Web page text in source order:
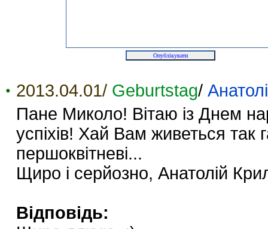
2013.04.01/ Geburtstag/
Пане Миколо! Вітаю із Днем
успіхів! Хай Вам живеться так
першоквітневі...
Щиро і серйозно, Анатолій
Відповідь: